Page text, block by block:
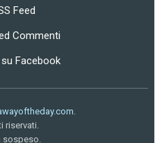
Feed
Commenti
Facebook
.
riservati.
sospeso.